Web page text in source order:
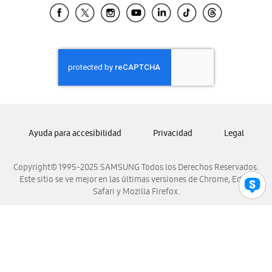
Samsung El Salvador
Samsung Honduras
Samsung Nicaragua
Samsung Panamá
Samsung Venezuela
Copyright© 1995-2025 SAMSUNG Todos los Derechos Reservados.
Este sitio se ve mejor en las últimas versiones de Chrome, Edge,
Safari y Mozilla Firefox.
Ayuda para accesibilidad Privacidad Legal